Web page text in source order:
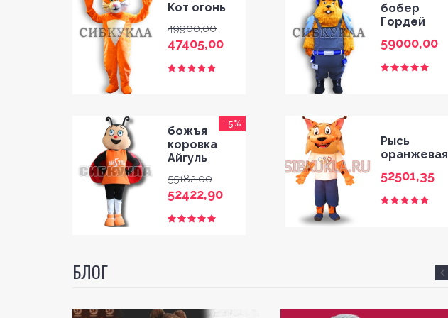
Кот огонь
49900,00
47405,00
бобер
Гордей
59000,00
-5%
божъя
коровка
Айгуль
55182,00
52422,90
Рысь
оранжевая
52501,35
БЛОГ